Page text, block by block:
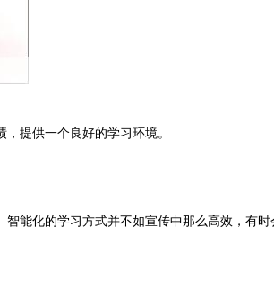
提供一个良好的学习环境。
能化的学习方式并不如宣传中那么高效，有时